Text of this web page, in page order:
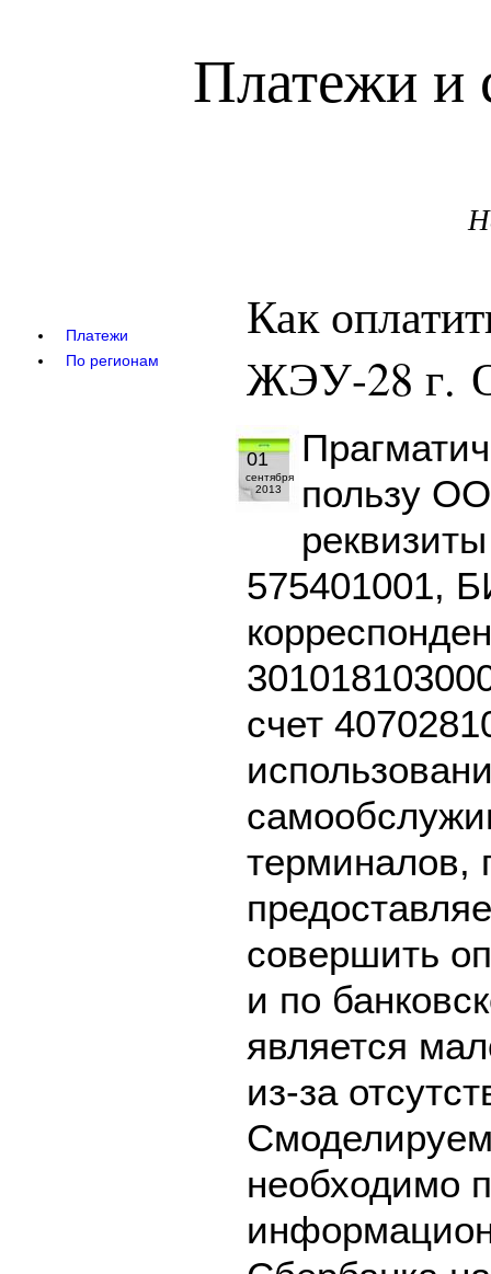
Платежи и
Платежи
По регионам
Как
ЖЭУ-28 г.
01
сентября
2013
пользу
575401001,
счет
терминалов,
совершить
и по
является
из-за
необходимо